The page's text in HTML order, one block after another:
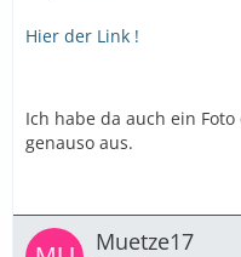
Hier der Link !
Ich habe da auch ein
genauso aus.
Muetze17